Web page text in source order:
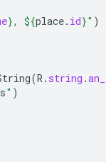
}, ${place. id}" )
(R . string .
" )